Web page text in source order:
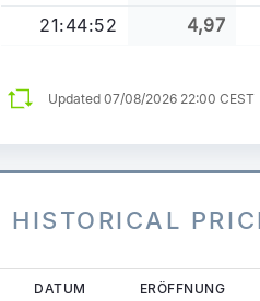
21:44:52
4,97
Updated 07/08/2026 22:00 CEST
HISTORICAL
DirektDATUM ERÖFFNUNG